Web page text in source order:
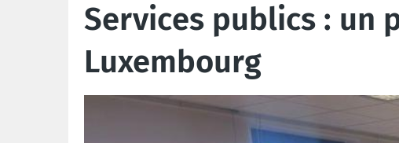
Services publics : un
Luxembourg